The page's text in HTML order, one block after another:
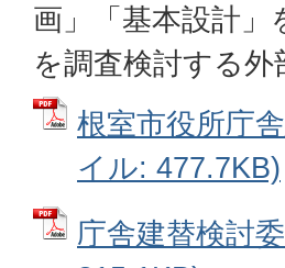
画」「基本設計
を調査検討する
根室市役所庁
イル: 477.7KB)
庁舎建替検討